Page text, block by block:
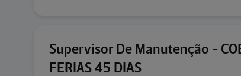
Supervisor De Manutenção -
FERIAS 45 DIAS